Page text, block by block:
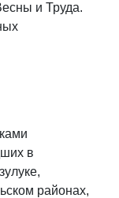
и Труда.
в
районах,